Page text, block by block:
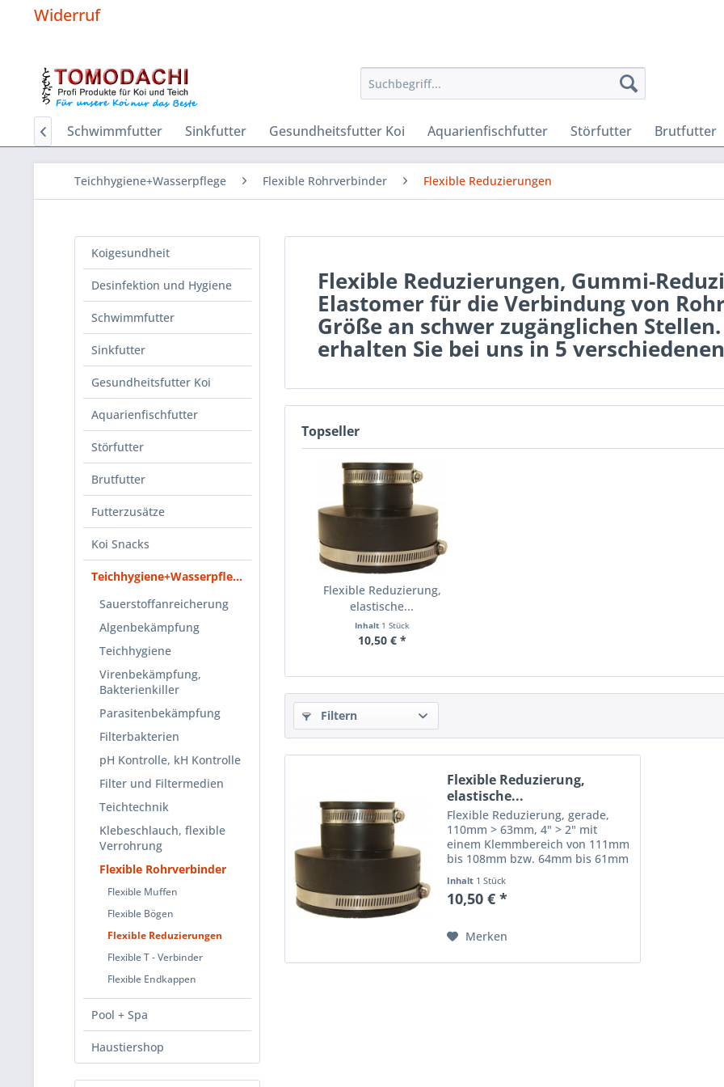
Widerruf
Schwimmfutter Sinkfutter Gesundheitsfutter Koi Aquarienfischfutter Störfutter Brutfutter

Teichhygiene+Wasserpflege Flexible Rohrverbinder Flexible Reduzierungen
Koigesundheit
Desinfektion und Hygiene
Schwimmfutter
Sinkfutter
Gesundheitsfutter Koi
Aquarienfischfutter
Störfutter
Brutfutter
Futterzusätze
Koi Snacks
Teichhygiene+Wasserpflege
Sauerstoffanreicherung
Algenbekämpfung
Teichhygiene
Virenbekämpfung,
Bakterienkiller
Parasitenbekämpfung
Filterbakterien
pH Kontrolle, kH Kontrolle
Filter und Filtermedien
Teichtechnik
Klebeschlauch, flexible
Verrohrung
Flexible Rohrverbinder
Flexible Muffen
Flexible Bögen
Flexible Reduzierungen
Flexible T - Verbinder
Flexible Endkappen
Pool + Spa
Haustiershop
Flexible Reduzierungen, Gummi-
Elastomer für die Verbindung von
Größe an schwer zugänglichen
erhalten Sie bei uns in 5
Topseller
Flexible Reduzierung,
elastische...
Inhalt 1 Stück
10,50 € *
Filtern
Flexible Reduzierung,
elastische...
Flexible Reduzierung, gerade,
110mm > 63mm, 4" > 2" mit
einem Klemmbereich von 111mm
bis 108mm bzw. 64mm bis 61mm
unterschiedlicher
Rohrquerschnitte Flexible
gerade...
Inhalt 1 Stück
10,50 € *
Merken